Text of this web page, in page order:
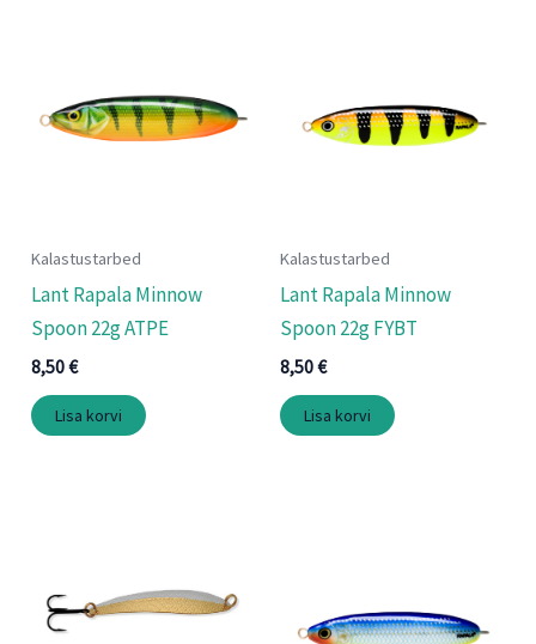
Kalastustarbed
Lant Rapala Minnow
Spoon 22g ATPE
8,50€
Lisa korvi
Kalastustarbed
Lant Rapala Minnow
Spoon 22g FYBT
8,50€
Lisa korvi